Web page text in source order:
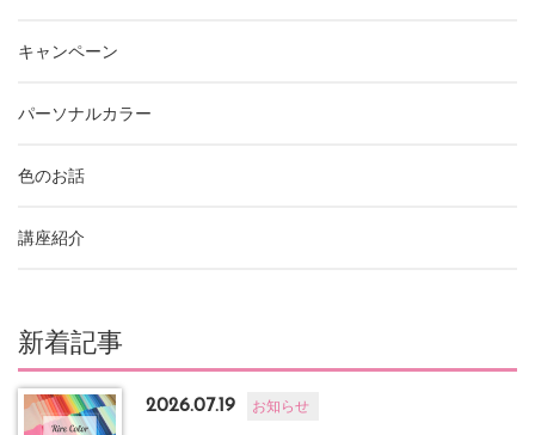
キャンペーン
パーソナルカラー
色のお話
講座紹介
新着記事
2026.07.19 お知らせ